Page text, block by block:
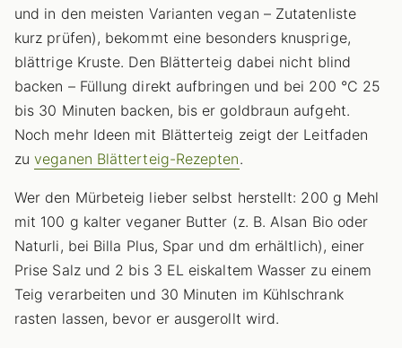
und in den meisten Varianten vegan – Zutatenliste
kurz prüfen), bekommt eine besonders knusprige,
blättrige Kruste. Den Blätterteig dabei nicht blind
backen – Füllung direkt aufbringen und bei 200 °C 25
bis 30 Minuten backen, bis er goldbraun aufgeht.
Noch mehr Ideen mit Blätterteig zeigt der Leitfaden
zuveganen Blätterteig-Rezepten.
Wer den Mürbeteig lieber selbst herstellt: 200 g Mehl
mit 100 g kalter veganer Butter (z. B. Alsan Bio oder
Naturli, bei Billa Plus, Spar und dm erhältlich), einer
Prise Salz und 2 bis 3 EL eiskaltem Wasser zu einem
Teig verarbeiten und 30 Minuten im Kühlschrank
rasten lassen, bevor er ausgerollt wird.